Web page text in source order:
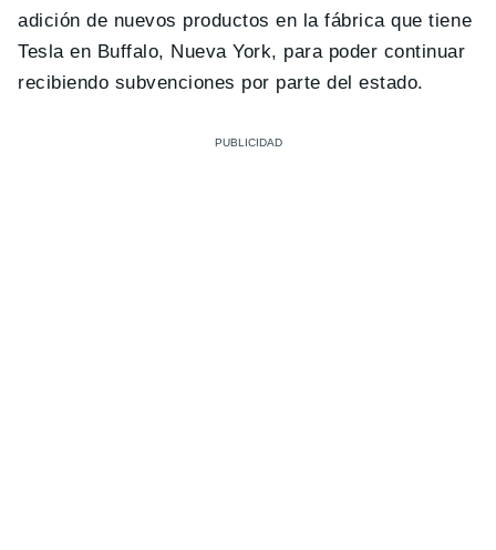
adición de nuevos productos en la fábrica que tiene
Tesla en Buffalo, Nueva York, para poder continuar
recibiendo subvenciones por parte del estado.